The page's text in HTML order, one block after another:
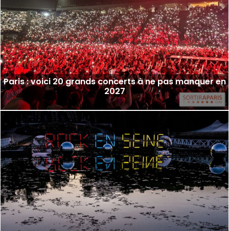
Paris : voici 20 grands concerts à ne pas manquer en
2027